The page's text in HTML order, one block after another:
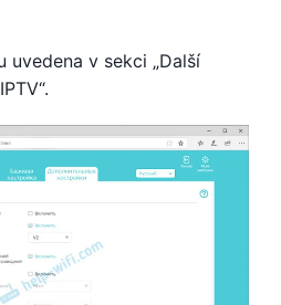
uvedena v sekci „Další